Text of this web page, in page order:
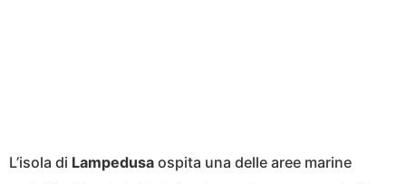
L’isola di Lampedusa ospita una delle aree marine